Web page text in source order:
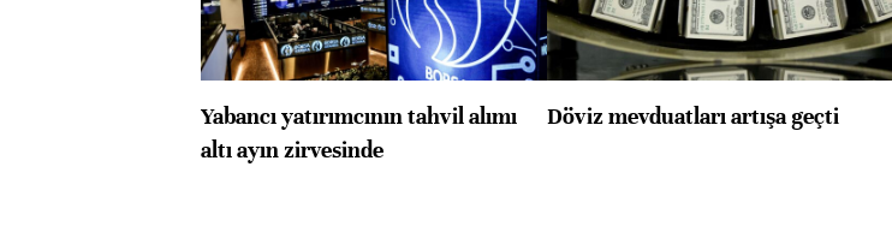
Yabancı yatırımcının tahvil alımı
altı ayın zirvesinde
Döviz mevduatları artışa geçti